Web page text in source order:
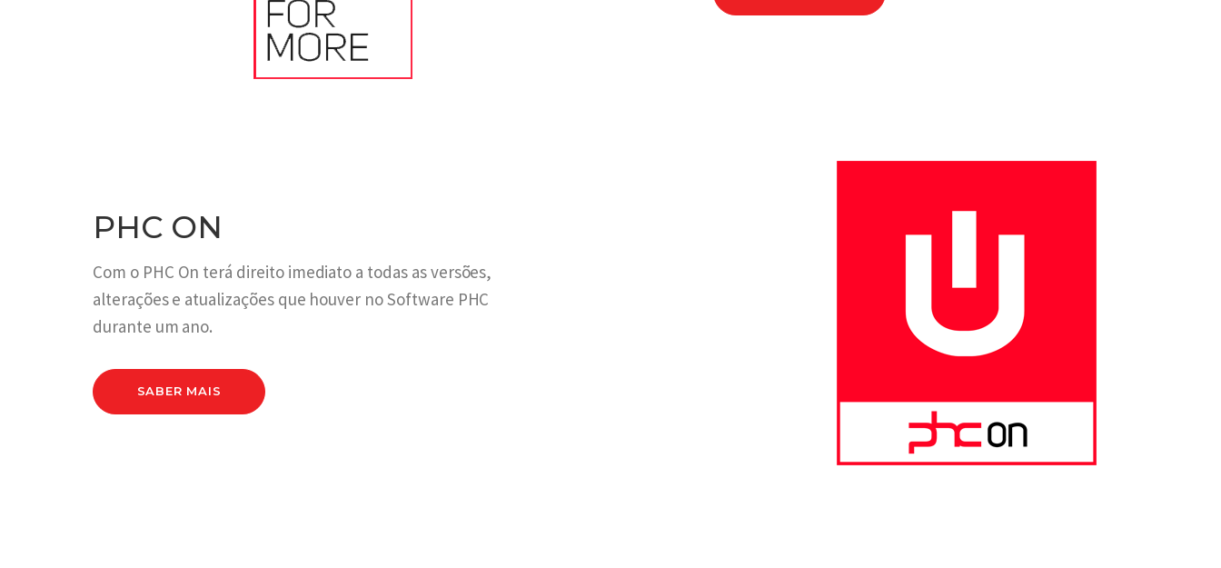
PHC ON
Com o PHC On terá direito imediato a todas as versões,
alterações e atualizações que houver no Software PHC
durante um ano.
SABER MAIS